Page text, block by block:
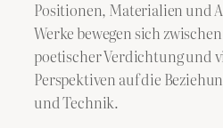
Positionen, Materialien und
Werke bewegen sich
poetischer Verdichtung und
Perspektiven auf die
und Technik.